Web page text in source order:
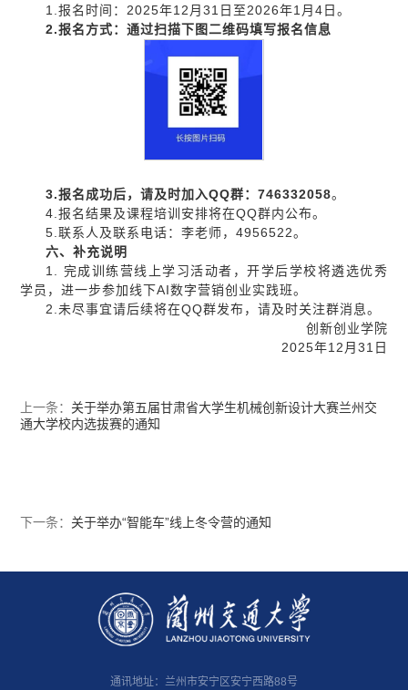
1.报名时间：2025年12月31日至2026年1月4日。
2.报名方式：通过扫描下图二维码填写报名信息
3.报名成功后，请及时加入QQ群：746332058。
4.报名结果及课程培训安排将在QQ群内公布。
5.联系人及联系电话：李老师，4956522。
六、补充说明
1. 完成训练营线上学习活动者，开学后学校将遴选优秀
学员，进一步参加线下AI数字营销创业实践班。
2.未尽事宜请后续将在QQ群发布，请及时关注群消息。
创新创业学院
2025年12月31日
上一条： 关于举办第五届甘肃省大学生机械创新设计大赛兰州交
通大学校内选拔赛的通知
下一条： 关于举办“智能车”线上冬令营的通知
通讯地址：兰州市安宁区安宁西路88号